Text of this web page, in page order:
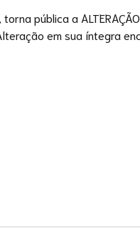
pública a
em sua íntegra